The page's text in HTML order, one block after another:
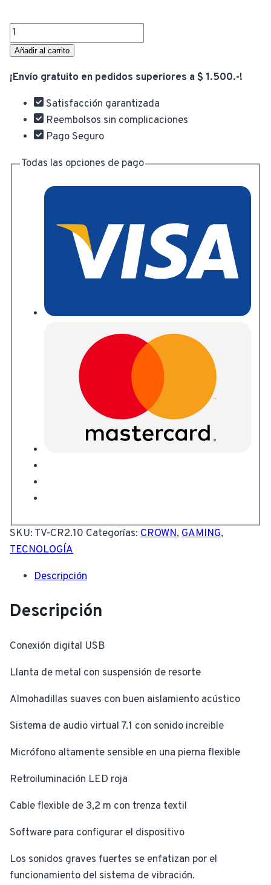
Auricular
Gamer
Vibroshock
Micrófono
CMGH-
cantidad
Añadir al carrito
¡Envío gratuito en pedidos superiores a $ 1.500.-!
Satisfacción garantizada
Reembolsos sin complicaciones
Pago Seguro
Todas las opciones de pago
SKU: TV-CR2.10 Categorías: CROWN, GAMING,
TECNOLOGÍA
Descripción
Descripción
Conexión digital USB
Llanta de metal con suspensión de resorte
Almohadillas suaves con buen aislamiento acústico
Sistema de audio virtual 7.1 con sonido increible
Micrófono altamente sensible en una pierna flexible
Retroiluminación LED roja
Cable flexible de 3,2 m con trenza textil
Software para configurar el dispositivo
Los sonidos graves fuertes se enfatizan por el
funcionamiento del sistema de vibración.